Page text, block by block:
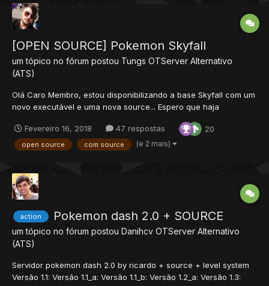
[OPEN SOURCE] Pokemon Skyfall
um tópico no fórum postou Tungs OTServer Alternativo
(ATS)
Olá Caro Membro, estou disponibilizando a base Skyfall com um
novo executável e uma nova source... Espero que haja
Travel por barco e trem - Sistema de TM - Pokémons até a 4°
geração - Remoção de varios bugs...
Fevereiro 16, 2018 47 respostas 20
open source com source (e 2 mais)
action Pokemon dash 2.0 + SOURCE
um tópico no fórum postou Danihcv OTServer Alternativo
(ATS)
Servidor pokemon dash 2.0 by ricardo + source + level system
Versão 1.1: Versão 1.1_a: Versão 1.1_b: Versão 1.2_a: Versão 1.3: